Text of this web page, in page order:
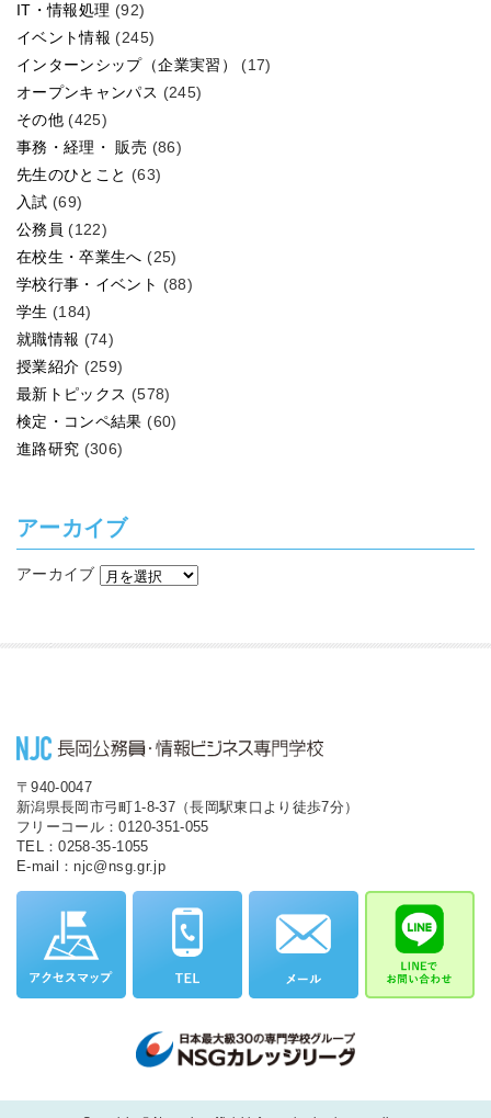
IT・情報処理 (92)
イベント情報 (245)
インターンシップ（企業実習）
(17)
オープンキャンパス (245)
その他 (425)
事務・経理・ 販売 (86)
先生のひとこと (63)
入試 (69)
公務員 (122)
在校生・卒業生へ (25)
学校行事・イベント (88)
学生 (184)
就職情報 (74)
授業紹介 (259)
最新トピックス (578)
検定・コンペ結果 (60)
進路研究 (306)
アーカイブ
アーカイブ
〒940-0047
新潟県長岡市弓町1-8-37（長岡駅東口より徒歩7分）
フリーコール：0120-351-055
TEL：0258-35-1055
E-mail：njc@nsg.gr.jp